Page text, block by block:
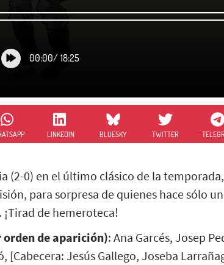
00:00/ 18:25
LINKEDIN BLUESKY TWITTER
(2-0) en el último clásico de la
para sorpresa de quienes hace sólo
de hemeroteca!
de aparición): Ana Garcés, Josep
[Cabecera: Jesús Gallego, Joseba